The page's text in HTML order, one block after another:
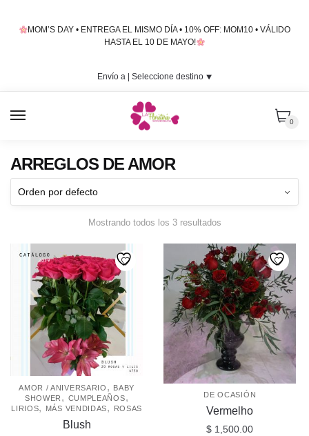
MOM’S DAY • ENTREGA EL MISMO DÍA • 10% OFF: MOM10 • VÁLIDO
HASTA EL 10 DE MAYO!
Envío a | Seleccione destino⯆
0
ARREGLOS DE AMOR
Mostrando todos los 3 resultados
AMOR / ANIVERSARIO , BABY
SHOWER , CUMPLEAÑOS,
LIRIOS, MÁS VENDIDAS, ROSAS
Blush
DE OCASIÓN
Vermelho
$ 1,500.00